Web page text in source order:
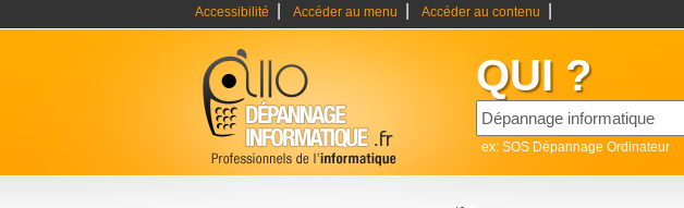
Accessibilité Accéder au menu Accéder au contenu
QUI ?
ex: SOS Dépannage Ordinateur